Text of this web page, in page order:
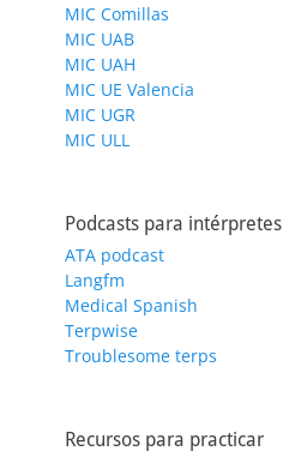
MIC Comillas
MIC UAB
MIC UAH
MIC UE Valencia
MIC UGR
MIC ULL
Podcasts para intérpretes
ATA podcast
Langfm
Medical Spanish
Terpwise
Troublesome terps
Recursos para practicar